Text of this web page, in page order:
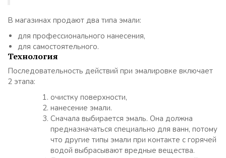
В магазинах продают два типа эмали:
для профессионального нанесения,
для самостоятельного.
Технология
Последовательность действий при эмалировке включает
2 этапа:
очистку поверхности,
нанесение эмали.
Сначала выбирается эмаль. Она должна
предназначаться специально для ванн, потому
что другие типы эмали при контакте с горячей
водой выбрасывают вредные вещества.